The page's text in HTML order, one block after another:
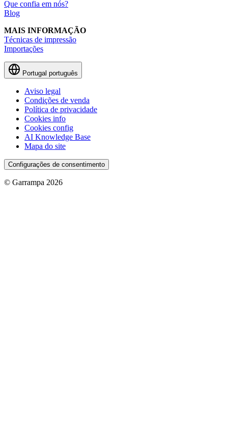
Que confia em nós?
Blog
MAIS INFORMAÇÃO
Técnicas de impressão
Importações
Portugal português
Aviso legal
Condições de venda
Política de privacidade
Cookies info
Cookies config
AI Knowledge Base
Mapa do site
Configurações de consentimento
© Garrampa 2026